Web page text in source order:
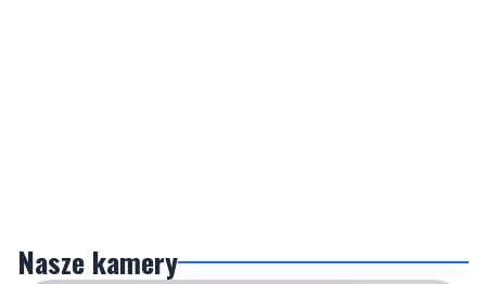
Nasze kamery